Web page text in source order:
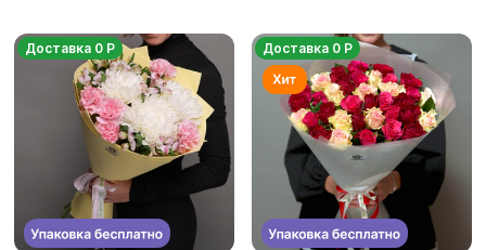
Доставка 0 Р Доставка 0 Р